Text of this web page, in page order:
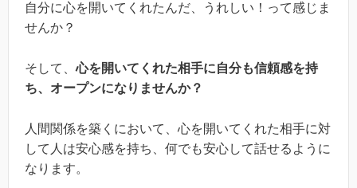
自分に心を開いてくれたんだ、うれしい！って感じま
せんか？
そして、心を開いてくれた相手に自分も信頼感を持
ち、オープンになりませんか？
人間関係を築くにおいて、心を開いてくれた相手に対
して人は安心感を持ち、何でも安心して話せるように
なります。